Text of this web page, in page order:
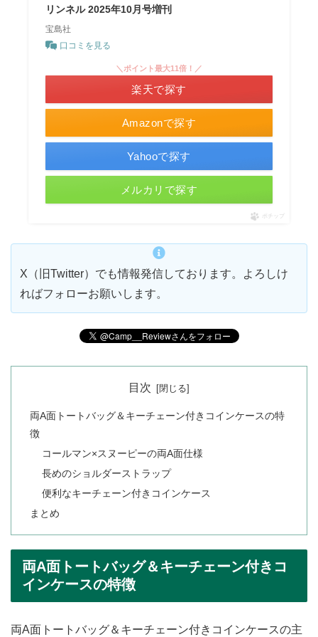
リンネル 2025年10月号増刊
宝島社
口コミを見る
Amazonで探す
＼ポイント最大11倍！／
楽天で探す
Yahooで探す
メルカリで探す
ポチップ
X（旧Twitter）でも情報発信しております。よろしけ
ればフォローお願いします。
目次
両A面トートバッグ＆キーチェーン付きコインケースの特
徴
コールマン×スヌーピーの両A面仕様
長めのショルダーストラップ
便利なキーチェーン付きコインケース
まとめ
両A面トートバッグ＆キーチェーン付きコ
インケースの特徴
両A面トートバッグ＆キーチェーン付きコインケースの主